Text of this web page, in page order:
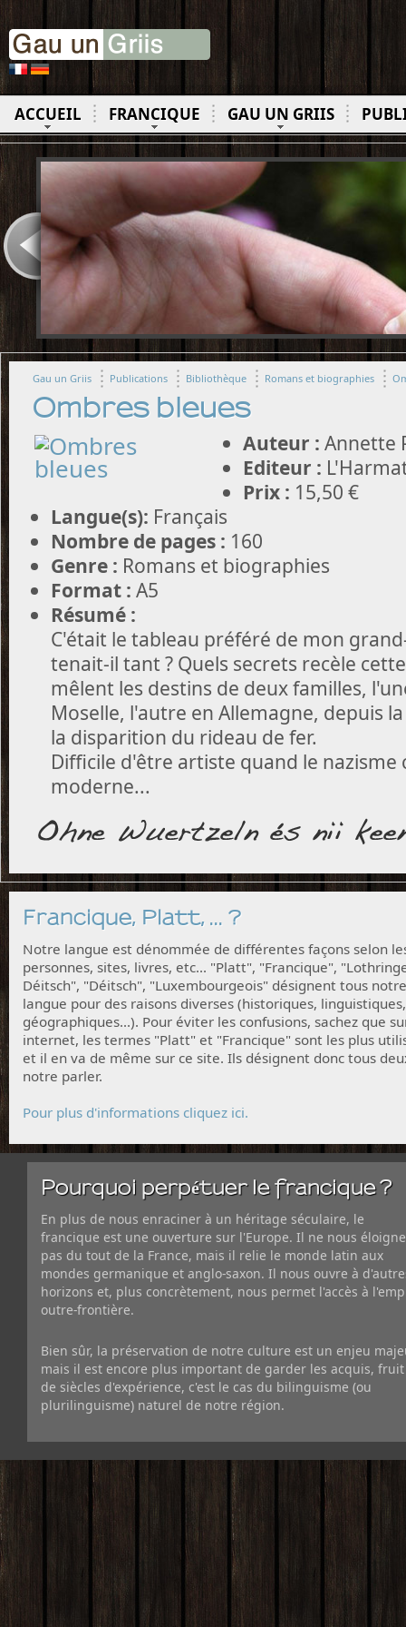
ACCUEIL FRANCIQUE GAU UN GRIIS
Gau un Griis Publications Bibliothèque Romans et biographies
Ombres bleues
Auteur : Annette
Editeur :
Prix : 15,50 €
Langue(s): Français
Nombre de pages : 160
Genre : Romans et biographies
Format : A5
Résumé :
C'était le tableau préféré de mon
tenait-il tant ? Quels secrets recèle
mêlent les destins de deux familles,
Moselle, l'autre en Allemagne, depuis
la disparition du rideau de fer.
Difficile d'être artiste quand le
moderne...
Francique, Platt, ... ?
Notre langue est dénommée de différentes façons selon
personnes, sites, livres, etc... "Platt", "Francique",
Déitsch", "Déitsch", "Luxembourgeois" désignent tous notre
langue pour des raisons diverses (historiques, linguistiques,
géographiques...). Pour éviter les confusions, sachez que
internet, les termes "Platt" et "Francique" sont les plus
et il en va de même sur ce site. Ils désignent donc tous
notre parler.
Pour plus d'informations cliquez ici.
Pourquoi perpétuer le francique ?
En plus de nous enraciner à un héritage séculaire, le
francique est une ouverture sur l'Europe. Il ne nous éloigne
pas du tout de la France, mais il relie le monde latin aux
mondes germanique et anglo-saxon. Il nous ouvre à
horizons et, plus concrètement, nous permet l'accès à
outre-frontière.
Bien sûr, la préservation de notre culture est un enjeu
mais il est encore plus important de garder les acquis, fruit
de siècles d'expérience, c'est le cas du bilinguisme (ou
plurilinguisme) naturel de notre région.